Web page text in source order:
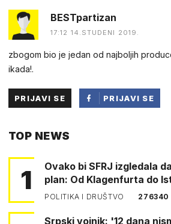
BESTpartizan
17:12 14.STUDENI 2019.
zbogom bio je jedan od najboljih
ikada!.
PRIJAVI SE
PRIJAVI SE
TOP NEWS
1
Ovako bi SFRJ izgledala
plan: Od Klagenfurta do
POLITIKA I DRUŠTVO 276340
Srpski vojnik: '12 dana